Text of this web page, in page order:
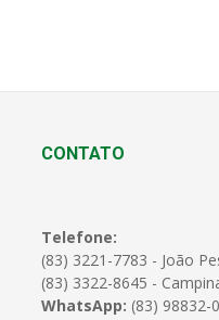
CONTATO
Telefone:
(83) 3221-7783 - João
(83) 3322-8645 -
WhatsApp: (83) 98832-